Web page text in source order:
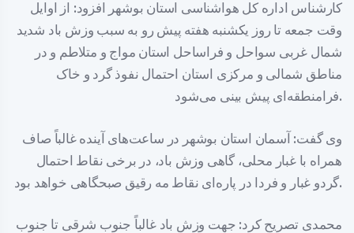
کارشناس اداره کل هواشناسی استان بوشهر افزود: از اوایل
وقت جمعه تا روز یکشنبه هفته پیش رو به سبب وزش باد شدید
شمال غربی سواحل و فراساحل استان مواج و متلاطم و در
مناطق شمالی و مرکزی استان احتمال نفوذ گرد و خاک
فرامنطقه‌ای پیش بینی می‌شود.
وی گفت: آسمان استان بوشهر در ساعت‌های آینده غالباً صاف
همراه با غبار محلی، گاهی وزش باد، در برخی نقاط احتمال
گردو غبار و فردا در پاره‌ای نقاط مه رقیق صبحگاهی خواهد بود.
محمدی تصریح کرد: جهت وزش باد غالباً جنوب شرقی تا جنوب